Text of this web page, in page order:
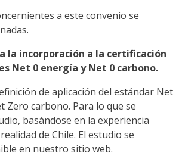
a este convenio se
la incorporación a la certificación
Net 0 energía y Net 0 carbono.
de aplicación del estándar Net
Zero carbono. Para lo que se
basándose en la experiencia
de Chile. El estudio se
en nuestro sitio web.